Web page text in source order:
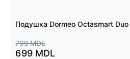
Подушка Dormeo Octasmart Duo
799 MDL
699 MDL